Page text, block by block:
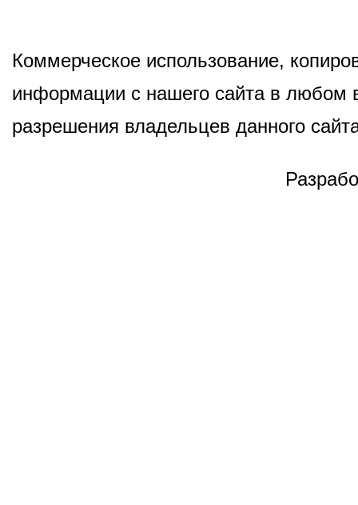
Коммерческое использование,
информации с нашего сайта в любом
разрешения владельцев данного